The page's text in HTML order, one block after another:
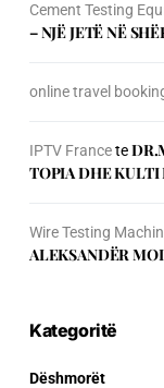
Cement Testing
– NJЁ JETЁ NЁ
online travel
IPTV Francete
TOPIA DHE
Wire Testing
ALEKSANDËR
Kategoritë
Dëshmorët